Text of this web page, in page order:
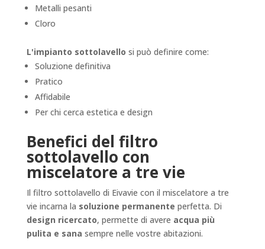
Metalli pesanti
Cloro
L'impianto sottolavello si può definire come:
Soluzione definitiva
Pratico
Affidabile
Per chi cerca estetica e design
Benefici del filtro
sottolavello con
miscelatore a tre vie
Il filtro sottolavello di Eivavie con il miscelatore a tre
vie incarna la soluzione permanente perfetta. Di
design ricercato, permette di avere acqua più
pulita e sana sempre nelle vostre abitazioni.